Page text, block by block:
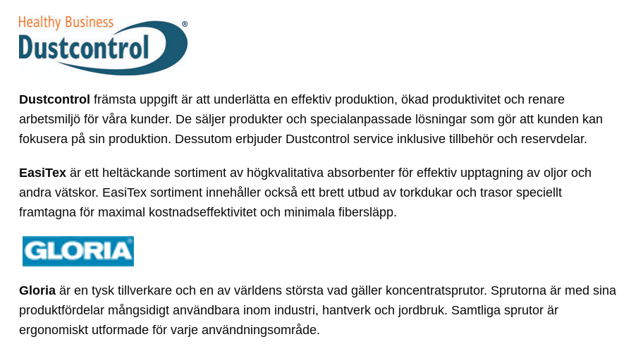
Dustcontrol främsta uppgift är att underlätta en effektiv produktion, ökad produktivitet och renare
arbetsmiljö för våra kunder. De säljer produkter och specialanpassade lösningar som gör att kunden kan
fokusera på sin produktion. Dessutom erbjuder Dustcontrol service inklusive tillbehör och reservdelar.
EasiTex är ett heltäckande sortiment av högkvalitativa absorbenter för effektiv upptagning av oljor och
andra vätskor. EasiTex sortiment innehåller också ett brett utbud av torkdukar och trasor speciellt
framtagna för maximal kostnadseffektivitet och minimala fibersläpp.
Gloria är en tysk tillverkare och en av världens största vad gäller koncentratsprutor. Sprutorna är med sina
produktfördelar mångsidigt användbara inom industri, hantverk och jordbruk. Samtliga sprutor är
ergonomiskt utformade för varje användningsområde.